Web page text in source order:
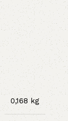
0,168 kg